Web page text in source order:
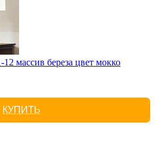
массив береза цвет мокко
КУПИТЬ